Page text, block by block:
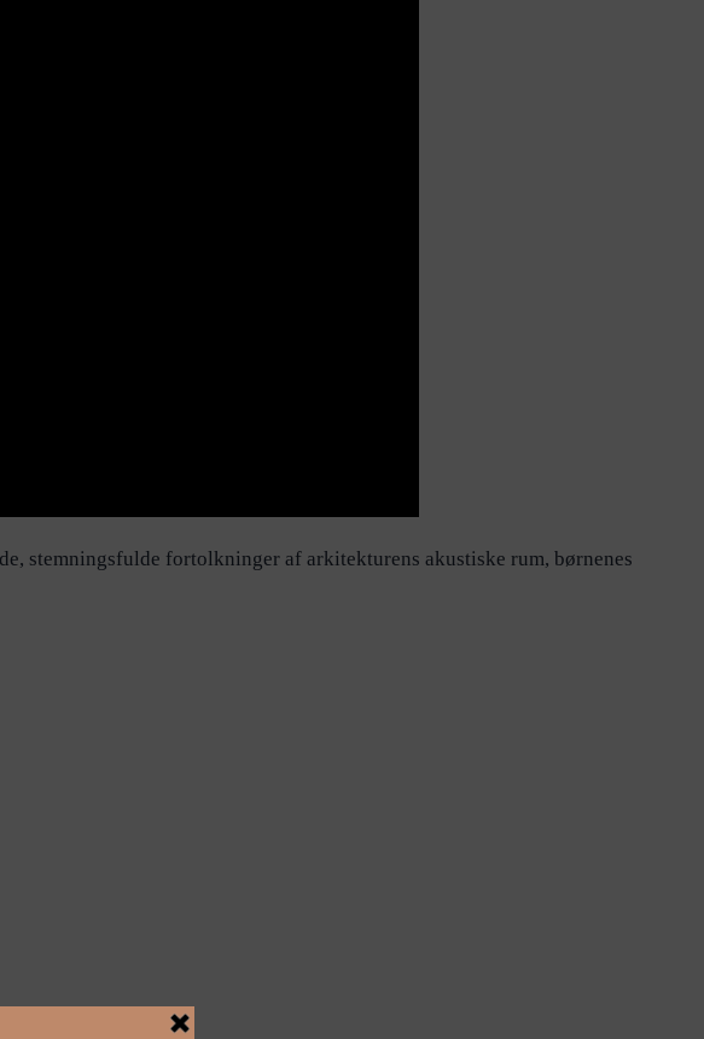
stemningsfulde fortolkninger af arkitekturens akustiske rum, børnenes